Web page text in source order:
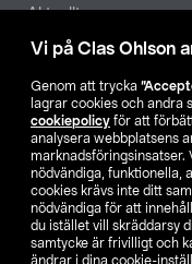
Vi på Clas Ohlson
Genom att trycka
lagrar cookies och andra
cookiepolicy för att
analysera webbplatsens
marknadsföringsinsatser.
nödvändiga, funktionella,
cookies krävs inte ditt
nödvändiga för att
du istället vill skräddarsy
samtycke är frivilligt och
ändrar i dina cookie-
Aktuellt